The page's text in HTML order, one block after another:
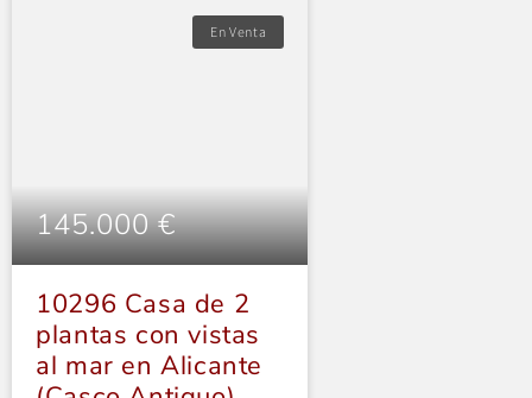
En Venta
145.000 €
10296 Casa de 2
plantas con vistas
al mar en Alicante